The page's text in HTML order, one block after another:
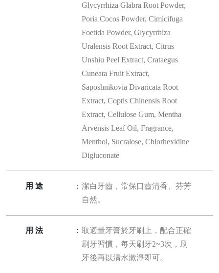
Glycyrrhiza Glabra Root Powder,
Poria Cocos Powder, Cimicifuga
Foetida Powder, Glycyrrhiza
Uralensis Root Extract, Citrus
Unshiu Peel Extract, Crataegus
Cuneata Fruit Extract,
Saposhnikovia Divaricata Root
Extract, Coptis Chinensis Root
Extract, Cellulose Gum, Mentha
Arvensis Leaf Oil, Fragrance,
Menthol, Sucralose, Chlorhexidine
Digluconate
用途 ：潔白牙齒，常保口齒清香、芬芳
自然。
用法 ：取適量牙膏於牙刷上，配合正確
刷牙習慣，每天刷牙2~3次，刷
牙後再以清水漱淨即可。